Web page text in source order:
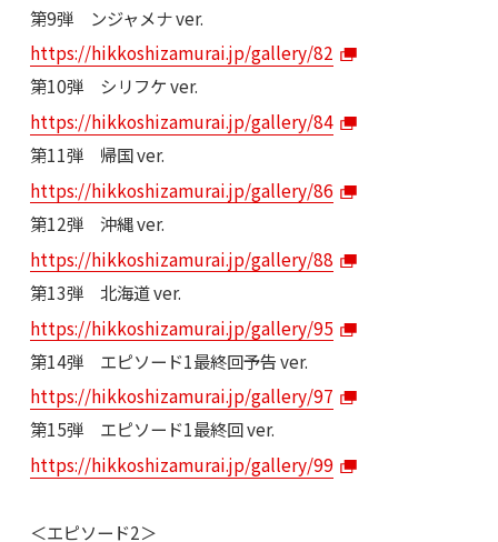
第9弾 ンジャメナ ver.
https://hikkoshizamurai.jp/gallery/82
第10弾 シリフケ ver.
https://hikkoshizamurai.jp/gallery/84
第11弾 帰国 ver.
https://hikkoshizamurai.jp/gallery/86
第12弾 沖縄 ver.
https://hikkoshizamurai.jp/gallery/88
第13弾 北海道 ver.
https://hikkoshizamurai.jp/gallery/95
第14弾 エピソード1最終回予告 ver.
https://hikkoshizamurai.jp/gallery/97
第15弾 エピソード1最終回 ver.
https://hikkoshizamurai.jp/gallery/99
＜エピソード2＞